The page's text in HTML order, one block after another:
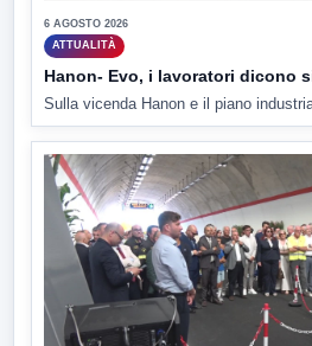
6 AGOSTO 2026
ATTUALITÀ
Hanon- Evo, i lavoratori dicono
Sulla vicenda Hanon e il piano